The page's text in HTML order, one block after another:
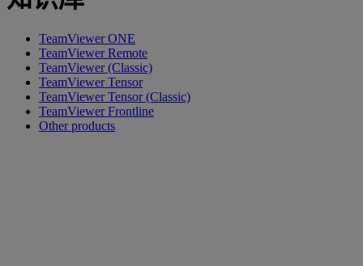
TeamViewer ONE
TeamViewer Remote
TeamViewer (Classic)
TeamViewer Tensor
TeamViewer Tensor (Classic)
TeamViewer Frontline
Other products